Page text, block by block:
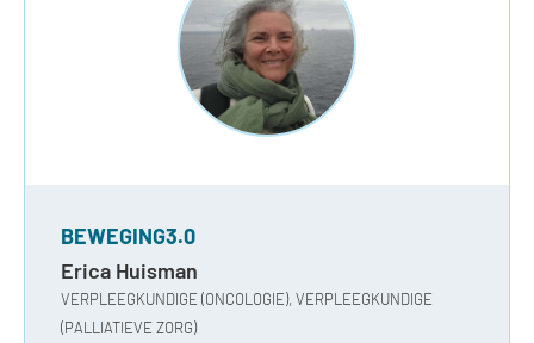
BEWEGING3.0
Erica Huisman
VERPLEEGKUNDIGE (ONCOLOGIE), VERPLEEGKUNDIGE
(PALLIATIEVE ZORG)